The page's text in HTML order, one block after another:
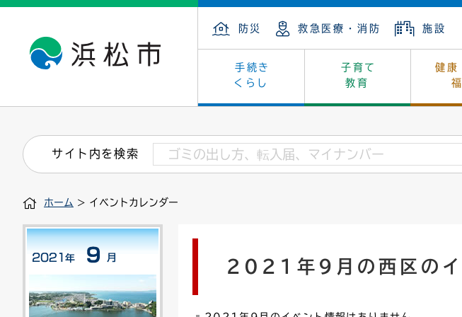
防災 救急医療・消防 施設
手続き
くらし
子育て
教育
健康
戸籍・住民の手続き 保険・年金
住まい・建築 墓地・斎場
税金
道路・交通・河川
印鑑登録証明書 戸籍謄本・抄本
道路台帳
子育て・青少年・若者 教育
看護専門学校 学級閉鎖
小学校一覧
健康・医療 福祉
介護保険 保健所
文化・芸術 文化財
浜松・浜名湖だいすきネット はじめよう、ハ
産業振興 カーボンニュートラル
発注情報(入札・契約) 福祉・介護
募集
市の概要 庁舎案内
外郭団体 統計
職員採用
行政区
会議 情報公開・個人情報
附属機関
サイト内を検索
ホーム > イベントカレンダー
2021年9月の西区のイ